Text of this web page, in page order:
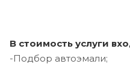
В стоимость услуги
-Подбор автоэмали;